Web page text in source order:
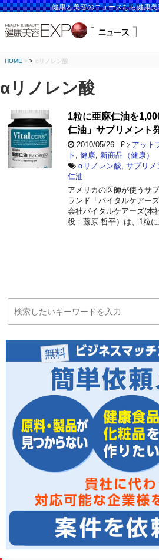
健康と美容のニュースなら健康
HOME > αリノレン酸
αリノレン酸
1粒に亜麻仁油を
仁油」サプリメント
2010/05/26 -アット
ト
健康 新商品（健康）
αリノレン酸 サプリメ
仁油
アメリカの医師が使うサ
ランド「バイタルケアー
会社バイタルケアーズ(本
役：藤原 哲平）は、1粒